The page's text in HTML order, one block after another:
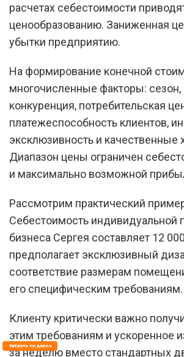
расчетах себестоимости
ценообразованию. Заниженная
убытки предприятию.
На формирование конечной
многочисленные факторы:
конкуренция, потребительская
платежеспособность клиентов,
эксклюзивность и качественные
Диапазон цены ограничен
и максимально возможной
Рассмотрим практический
Себестоимость индивидуальной
бизнеса Сергея составляет 12
предполагает эксклюзивный
соответствие размерам
его специфическим требованиям.
Клиенту критически важно
этим требованиям и ускоренное
за неделю вместо стандартных
Забрать подарок